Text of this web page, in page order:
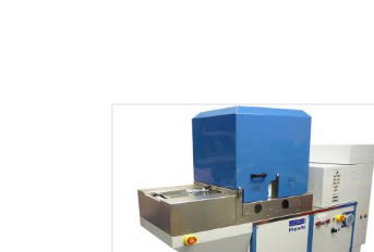
FlexAL系统可提供远程等离子体原子
层沉积（ALD），这为纳米结构和器
件的工程设计提供了一系列新的灵活